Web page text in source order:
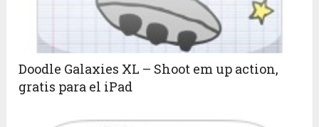
Doodle Galaxies XL – Shoot em up action,
gratis para el iPad